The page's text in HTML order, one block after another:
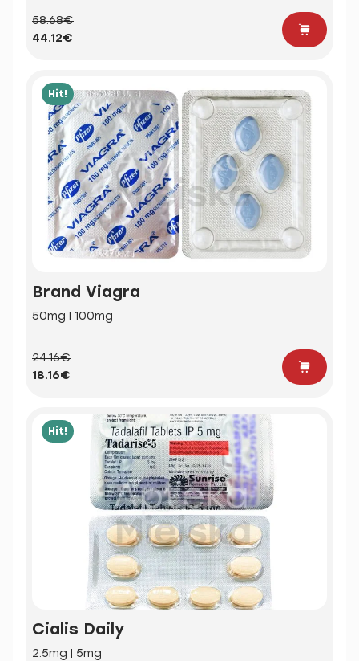
58.68€
44.12€
Hit!
Brand Viagra
50mg | 100mg
24.16€
18.16€
Hit!
Cialis Daily
2.5mg | 5mg